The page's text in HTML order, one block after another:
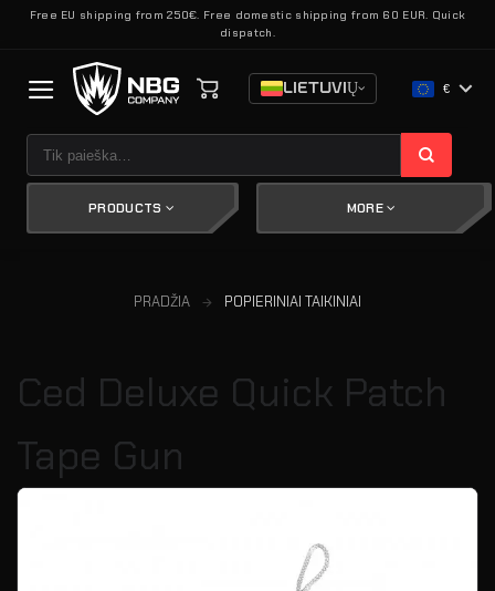
SkipFree EU shipping from 250€. Free domestic shipping from 60 EUR. Quick
dispatch.
LIETUVIŲ €
PRODUCTS MORE
PRADŽIA POPIERINIAI TAIKINIAI
Ced Deluxe Quick Patch
Tape Gun